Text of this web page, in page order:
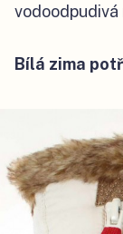
vodoodpudivá
Bílá zima